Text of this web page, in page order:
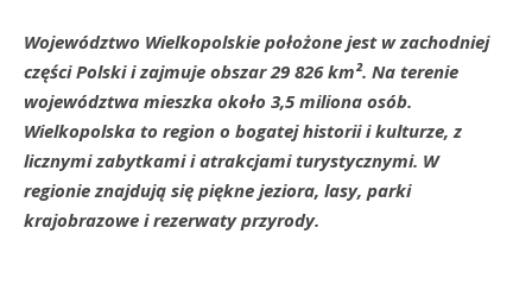
Województwo Wielkopolskie położone jest w zachodniej
części Polski i zajmuje obszar 29 826 km². Na terenie
województwa mieszka około 3,5 miliona osób.
Wielkopolska to region o bogatej historii i kulturze, z
licznymi zabytkami i atrakcjami turystycznymi. W
regionie znajdują się piękne jeziora, lasy, parki
krajobrazowe i rezerwaty przyrody.